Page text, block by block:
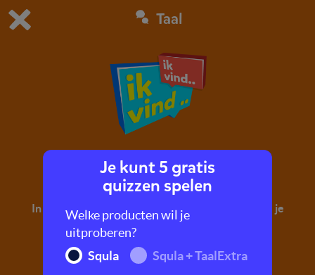
Dit is de gratis demo van Squla.
Bestel nu
0 1
Taal
Je mening geven
In deze missie leer je wat een mening is en hoe je je
mening overtuigend kan overbrengen.
Je kunt 5 gratis
quizzen spelen
Welke producten wil je
uitproberen?
Squla
Squla + TaalExtra